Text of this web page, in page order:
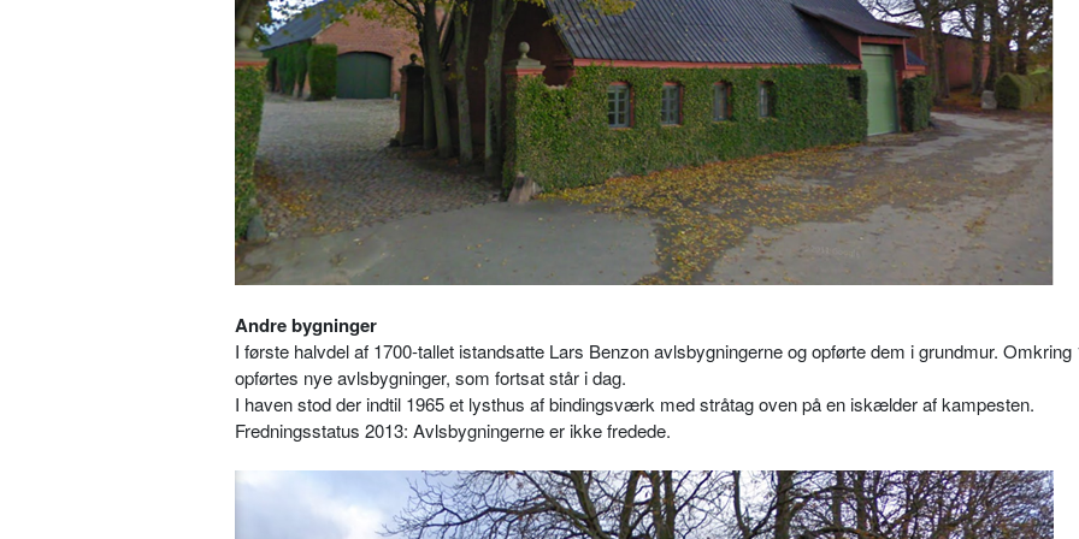
Andre bygninger
I første halvdel af 1700-tallet istandsatte Lars Benzon avlsbygningerne og opførte dem i grundmur. Omkring
opførtes nye avlsbygninger, som fortsat står i dag.
I haven stod der indtil 1965 et lysthus af bindingsværk med stråtag oven på en iskælder af kampesten.
Fredningsstatus 2013: Avlsbygningerne er ikke fredede.